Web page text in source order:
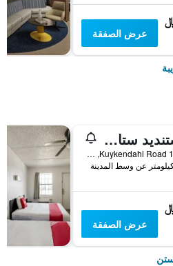
عرض الصفقة
إكستنديد ستاي إن تاون سويتس هيوستون تكساس - جرينسبوينت
12010 Kuykendahl Road, هيوستن, TX, الولايات المتحدة الأميريكية
عرض الصفقة